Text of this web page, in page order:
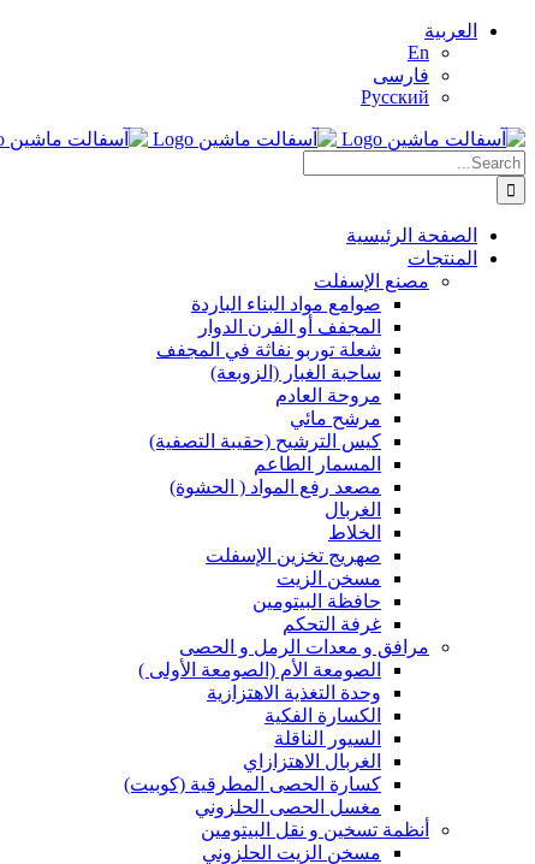
Skip
العربية
En
فارسی
Русский
Search
for:
الصفحة الرئيسية
المنتجات
مصنع الإسفلت
صوامع مواد البناء الباردة
المجفف أو الفرن الدوار
شعلة توربو نفاثة في المجفف
ساحبة الغبار (الزوبعة)
مروحة العادم
مرشح مائي
كيس الترشيح (حقيبة التصفية)
المسمار الطاعم
مصعد رفع المواد ( الحشوة)
الغربال
الخلاط
صهريج تخزين الإسفلت
مسخن الزيت
حافظة البيتومين
غرفة التحكم
مرافق و معدات الرمل و الحصى
الصومعة الأم (الصومعة الأولى )
وحدة التغذية الاهتزازية
الكسارة الفكية
السيور الناقلة
الغربال الاهتزازاي
كسارة الحصى المطرقية (كوبيت)
مغسل الحصى الحلزوني
أنظمة تسخين و نقل البيتومين
مسخن الزيت الحلزوني